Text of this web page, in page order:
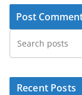
Recent Posts